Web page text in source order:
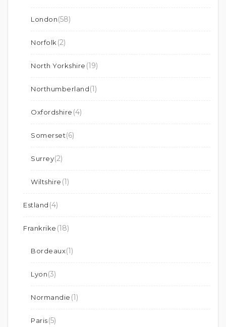
London(58)
Norfolk(2)
North Yorkshire (19)
Northumberland(1)
Oxfordshire (4)
Somerset(6)
Surrey(2)
Wiltshire (1)
Estland (4)
Frankrike (18)
Bordeaux(1)
Lyon(3)
Normandie (1)
Paris(5)